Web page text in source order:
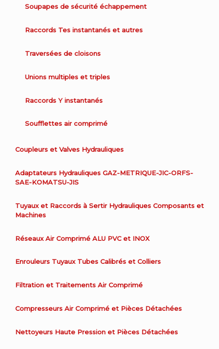
Soupapes de sécurité échappement
Raccords Tes instantanés et autres
Traversées de cloisons
Unions multiples et triples
Raccords Y instantanés
Soufflettes air comprimé
Coupleurs et Valves Hydrauliques
Adaptateurs Hydrauliques GAZ-METRIQUE-JIC-ORFS-
SAE-KOMATSU-JIS
Tuyaux et Raccords à Sertir Hydrauliques Composants et
Machines
Réseaux Air Comprimé ALU PVC et INOX
Enrouleurs Tuyaux Tubes Calibrés et Colliers
Filtration et Traitements Air Comprimé
Compresseurs Air Comprimé et Pièces Détachées
Nettoyeurs Haute Pression et Pièces Détachées